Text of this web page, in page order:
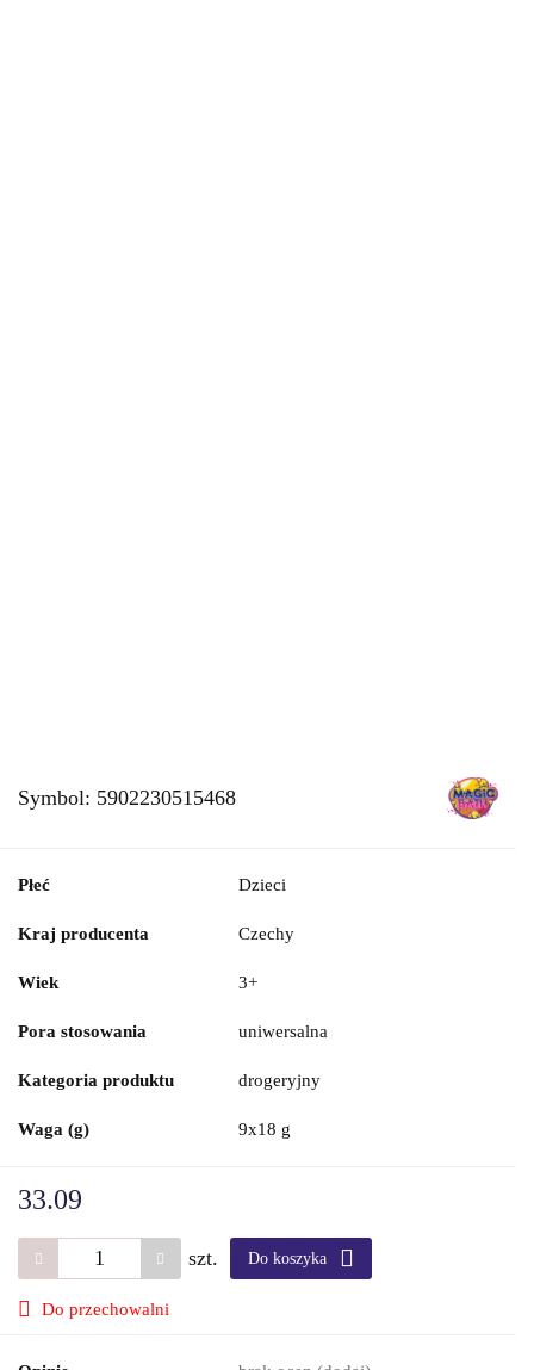
Symbol: 5902230515468
Płeć Dzieci
Kraj producenta Czechy
Wiek 3+
Pora stosowania uniwersalna
Kategoria produktu drogeryjny
Waga (g) 9x18 g
33.09
szt. Do koszyka
Do przechowalni